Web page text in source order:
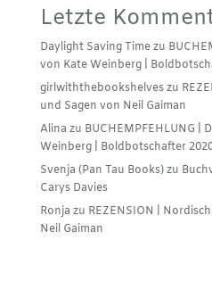
Letzte
Daylight Saving Timezu
von Kate Weinberg |
girlwiththebookshelveszu
und Sagen von Neil Gaiman
Alina zu BUCHEMPFEHLUNG |
Weinberg | Boldbotschafter
Svenja (Pan Tau Books)zu
Carys Davies
Ronja zu REZENSION |
Neil Gaiman